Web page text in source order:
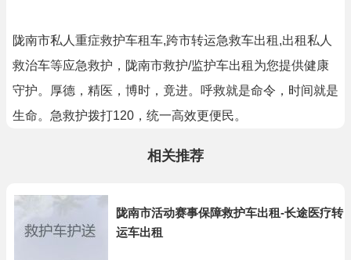
陇南市私人重症救护车租车,跨市转运急救车出租,出租私人
救治车等应急救护，陇南市救护/监护车出租为您提供健康
守护。厚德，精医，博时，竟进。呼救就是命令，时间就是
生命。急救护拨打120，统一高效更便民。
相关推荐
陇南市活动赛事保障救护车出租-长途医疗转
运车出租